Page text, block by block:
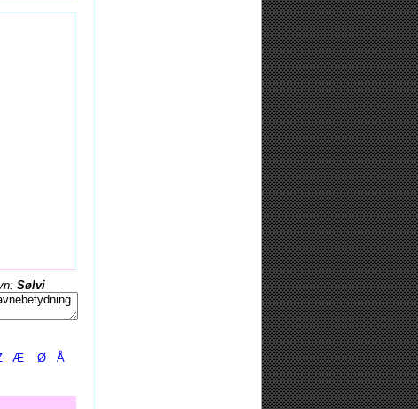
Sølvi
Æ Ø Å